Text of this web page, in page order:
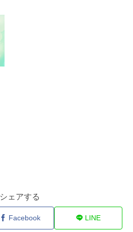
シェアする
Facebook LINE